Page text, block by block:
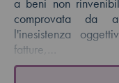
a beni non
comprovata da
l'inesistenza
fatture,…